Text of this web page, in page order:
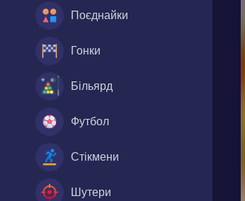
Поєднайки
Гонки
Більярд
Футбол
Стікмени
Шутери